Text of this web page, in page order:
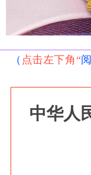
（ 点击左下角“
中华人